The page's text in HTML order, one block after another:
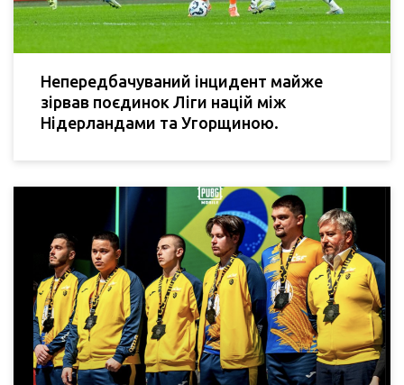
Непередбачуваний інцидент майже
зірвав поєдинок Ліги націй між
Нідерландами та Угорщиною.